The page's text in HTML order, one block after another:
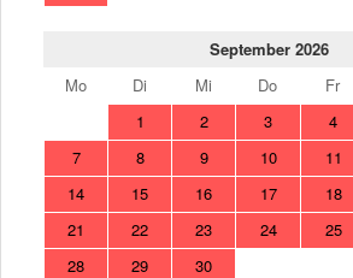
September 2026
Mo
Di Mi Do Fr
1
2 3 4
7
8 9 10 11
14
15 16 17 18
21
22 23 24 25
28
29 30